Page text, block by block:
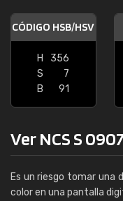
CÓDIGO HSB/HSV
H
356
S
7
B
91
Ver NCS S
Es un riesgo tomar una
color en una pantalla